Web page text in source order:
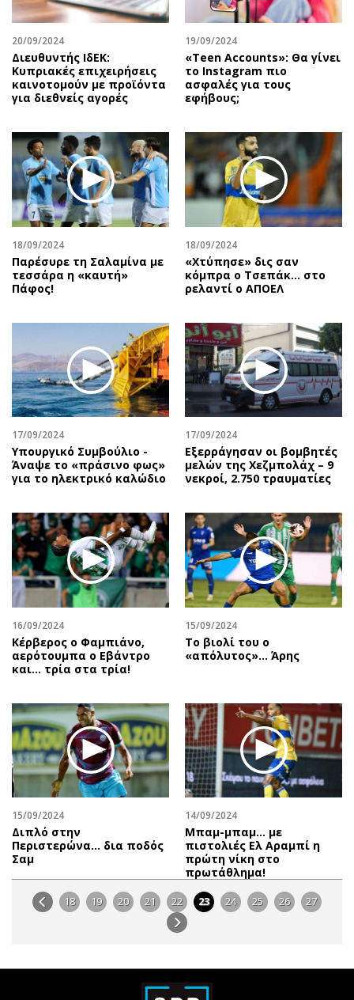
20/09/2024
Διευθυντής ΙδΕΚ:
Κυπριακές επιχειρήσεις
καινοτομούν με προϊόντα
για διεθνείς αγορές
19/09/2024
«Teen Accounts»: Θα γίνει
το Instagram πιο
ασφαλές για τους
εφήβους;
18/09/2024
Παρέσυρε τη Σαλαμίνα με
τεσσάρα η «καυτή»
Πάφος!
18/09/2024
«Χτύπησε» δις σαν
κόμπρα ο Τσεπάκ… στο
ρελαντί ο ΑΠΟΕΛ
17/09/2024
Υπουργικό Συμβούλιο -
Άναψε το «πράσινο φως»
για το ηλεκτρικό καλώδιο
17/09/2024
Εξερράγησαν οι βομβητές
μελών της Χεζμπολάχ – 9
νεκροί, 2.750 τραυματίες
16/09/2024
Κέρβερος ο Φαμπιάνο,
αερότουμπα ο Εβάντρο
και… τρία στα τρία!
15/09/2024
Το βιολί του ο
«απόλυτος»… Άρης
15/09/2024
Διπλό στην
Περιστερώνα… δια ποδός
Σαμ
14/09/2024
Μπαμ-μπαμ… με
πιστολιές Ελ Αραμπί η
πρώτη νίκη στο
πρωτάθλημα!
18 19 20 21 22 23 24 25 26 27